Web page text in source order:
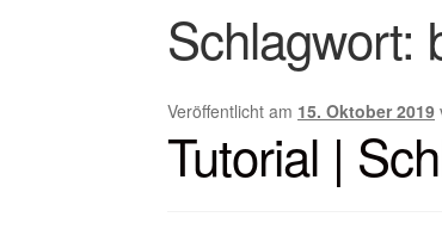
Schlagwort:
Veröffentlicht am 15. Oktober 2019
Tutorial |